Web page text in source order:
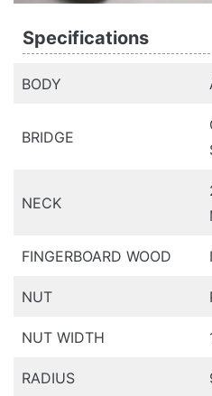
Specifications
BODY
BRIDGE
NECK
FINGERBOARD WOOD
NUT
NUT WIDTH
RADIUS